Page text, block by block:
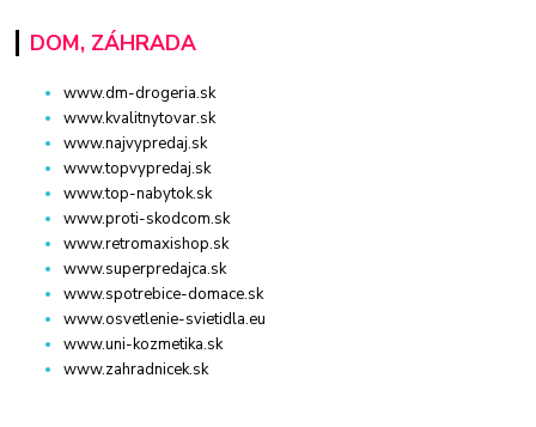
DOM, ZÁHRADA
www.dm-drogeria.sk
www.kvalitnytovar.sk
www.najvypredaj.sk
www.topvypredaj.sk
www.top-nabytok.sk
www.proti-skodcom.sk
www.retromaxishop.sk
www.superpredajca.sk
www.spotrebice-domace.sk
www.osvetlenie-svietidla.eu
www.uni-kozmetika.sk
www.zahradnicek.sk